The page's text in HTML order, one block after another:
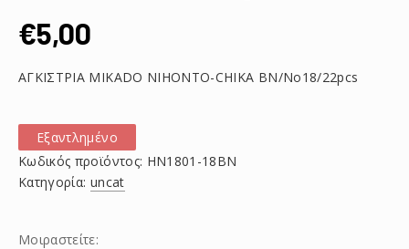
€5,00
ΑΓΚΙΣΤΡΙΑ MIKADO NIHONTO-CHIKA BN/No18/22pcs
Εξαντλημένο
Κωδικός προϊόντος: HN1801-18BN
Κατηγορία: uncat
Μοιραστείτε: